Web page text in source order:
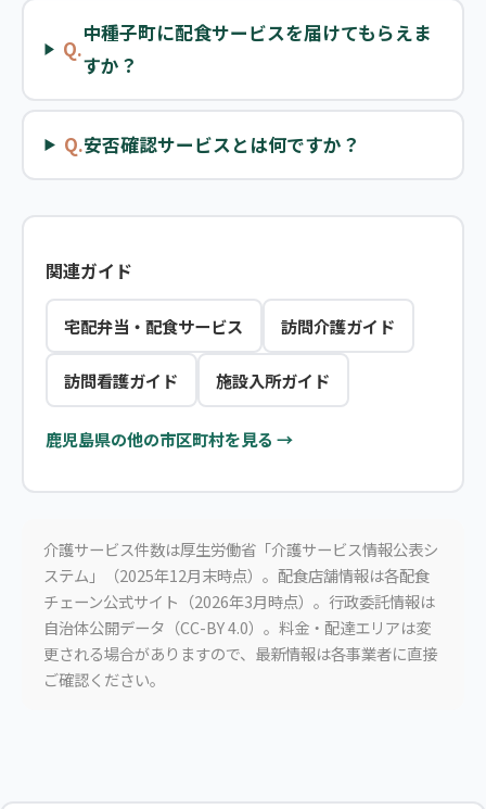
Q.
中種子町に配食サービスを届けてもらえま
すか？
Q.安否確認サービスとは何ですか？
関連ガイド
宅配弁当・配食サービス 訪問介護ガイド
訪問看護ガイド 施設入所ガイド
鹿児島県の他の市区町村を見る →
介護サービス件数は厚生労働省「介護サービス情報公表シ
ステム」（2025年12月末時点）。配食店舗情報は各配食
チェーン公式サイト（2026年3月時点）。行政委託情報は
自治体公開データ（CC-BY 4.0）。料金・配達エリアは変
更される場合がありますので、最新情報は各事業者に直接
ご確認ください。